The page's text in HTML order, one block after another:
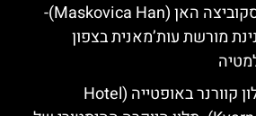
מסקוביצה האן (Maskovica Han)-
מורשת עות’מאנית בצפון
מלון קוורנר באופטייה (Hotel